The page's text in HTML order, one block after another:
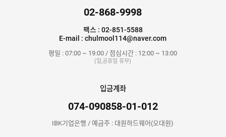
02-868-9998
팩스 : 02-851-5588
E-mail : chulmool114@naver.com
평일 : 07:00 ~ 19:00 / 점심시간 : 12:00 ~ 13:00
(일,공휴일 휴무)
입금계좌
074-090858-01-012
IBK기업은행 / 예금주 : 대원하드웨어(오대원)